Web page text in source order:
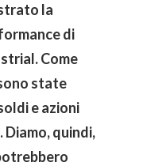
la
di
Come
state
e azioni
Diamo, quindi,